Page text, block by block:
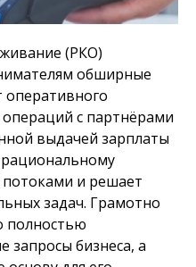
(РКО)
обширные
оперативного
с партнёрами
выдачей зарплаты
рациональному
и решает
задач. Грамотно
полностью
запросы бизнеса, а